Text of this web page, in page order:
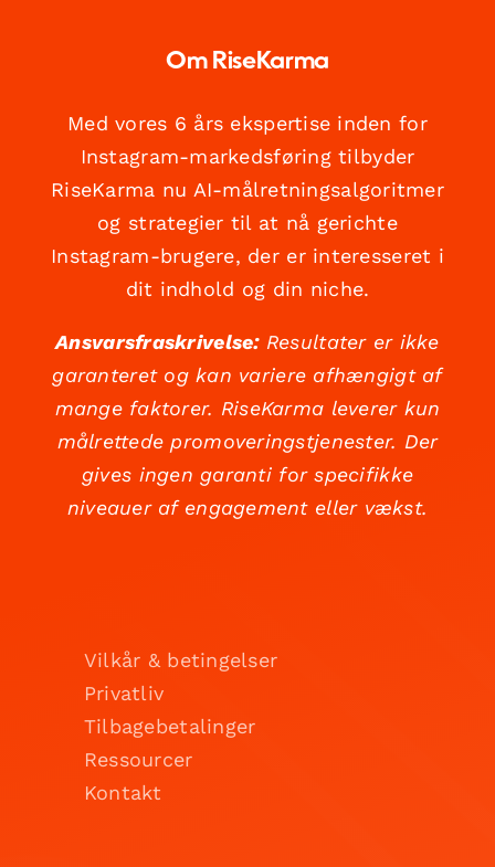
Om RiseKarma
Med vores 6 års ekspertise inden for
Instagram-markedsføring tilbyder
RiseKarma nu AI-målretningsalgoritmer
og strategier til at nå gerichte
Instagram-brugere, der er interesseret i
dit indhold og din niche.
Ansvarsfraskrivelse:Resultater er ikke
garanteret og kan variere afhængigt af
mange faktorer. RiseKarma leverer kun
målrettede promoveringstjenester. Der
gives ingen garanti for specifikke
niveauer af engagement eller vækst.
Vilkår & betingelser
Privatliv
Tilbagebetalinger
Ressourcer
Kontakt